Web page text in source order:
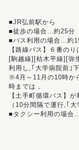
■JR弘前駅から
■徒歩の場合…約25分
■バス利用の場合…約
【路線バス】６番のり
[駒越線][枯木平線][弥
利用し,｢大学病院前｣
※4月～11月の10時か
時までは，
【土手町循環バス】が
（10分間隔で運行,｢大
■タクシー利用の場合